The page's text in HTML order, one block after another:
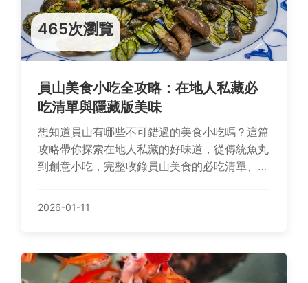
465次瀏覽
員山美食小吃全攻略：在地人私藏必
吃清單與隱藏版美味
想知道員山有哪些不可錯過的美食小吃嗎？這篇
攻略帶你探索在地人私藏的好味道，從傳統魚丸
到創意小吃，完整收錄員山美食的必吃清單、交
2026-01-11